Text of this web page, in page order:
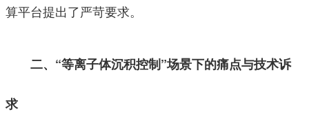
算平台提出了严苛要求。
二、“等离子体沉积控制”场景下的痛点与技术诉
求